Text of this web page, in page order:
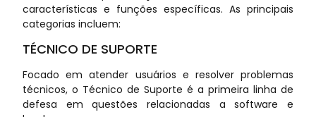
características e funções específicas. As principais
categorias incluem:
TÉCNICO DE SUPORTE
Focado em atender usuários e resolver problemas
técnicos, o Técnico de Suporte é a primeira linha de
defesa em questões relacionadas a software e